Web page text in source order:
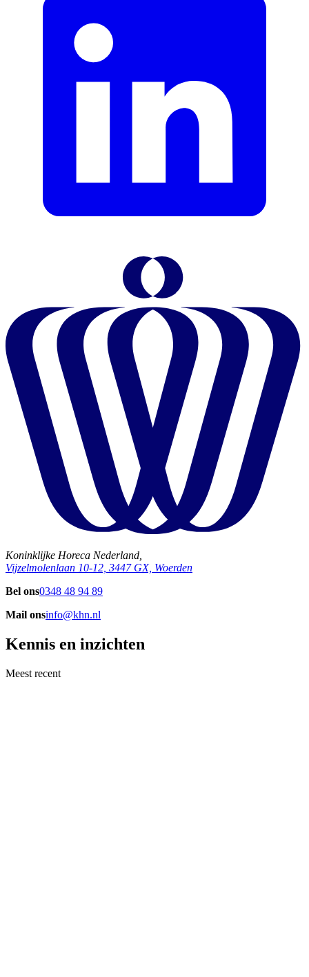
Koninklijke Horeca Nederland,
Vijzelmolenlaan 10-12, 3447 GX, Woerden
Bel ons0348 48 94 89
Mail onsinfo@khn.nl
Kennis en inzichten
Meest recent